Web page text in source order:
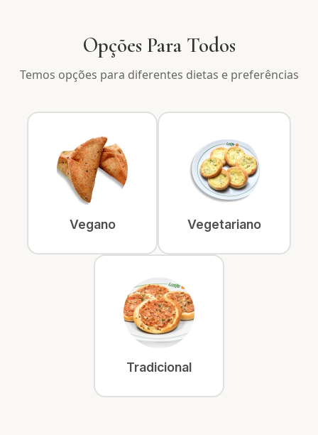
Opções Para Todos
Temos opções para diferentes dietas e preferências
Vegano Vegetariano
Tradicional